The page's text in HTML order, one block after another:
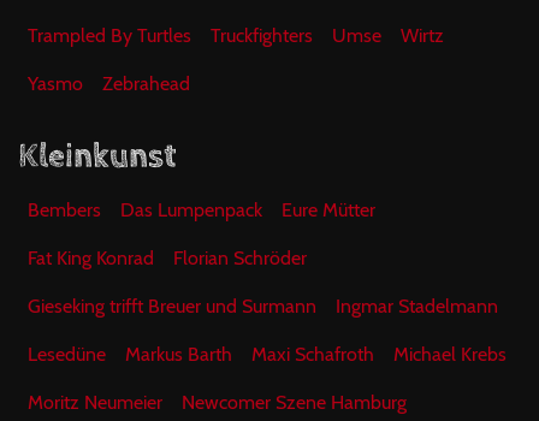
Trampled By Turtles Truckfighters Umse Wirtz
Yasmo Zebrahead
Kleinkunst
Bembers Das Lumpenpack Eure Mütter
Fat King Konrad Florian Schröder
Gieseking trifft Breuer und Surmann Ingmar Stadelmann
Lesedüne Markus Barth Maxi Schafroth Michael Krebs
Moritz Neumeier Newcomer Szene Hamburg